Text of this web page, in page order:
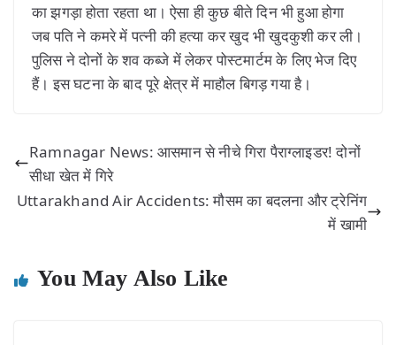
का झगड़ा होता रहता था। ऐसा ही कुछ बीते दिन भी हुआ होगा
जब पति ने कमरे में पत्नी की हत्या कर खुद भी खुदकुशी कर ली।
पुलिस ने दोनों के शव कब्जे में लेकर पोस्टमार्टम के लिए भेज दिए
हैं। इस घटना के बाद पूरे क्षेत्र में माहौल बिगड़ गया है।
Ramnagar News: आसमान से नीचे गिरा पैराग्लाइडर! दोनों
सीधा खेत में गिरे
Uttarakhand Air Accidents: मौसम का बदलना और ट्रेनिंग
में खामी
You May Also Like